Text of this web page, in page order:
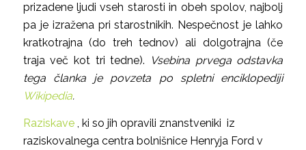
prizadene ljudi vseh starosti in obeh spolov, najbolj
pa je izražena pri starostnikih. Nespečnost je lahko
kratkotrajna (do treh tednov) ali dolgotrajna (če
traja več kot tri tedne).
Vsebina prvega odstavka
tega članka je povzeta po spletni enciklopediji
Wikipedia.
Raziskave , ki so jih opravili znanstveniki iz
raziskovalnega centra bolnišnice Henryja Ford v